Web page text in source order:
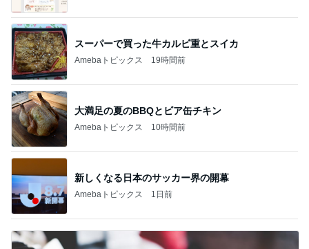
スーパーで買った牛カルビ重とスイカ
Amebaトピックス 19時間前
大満足の夏のBBQとビア缶チキン
Amebaトピックス 10時間前
新しくなる日本のサッカー界の開幕
Amebaトピックス 1日前